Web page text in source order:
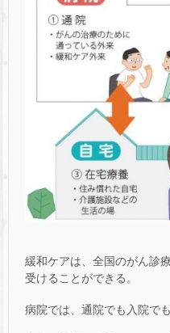
緩和ケアは、全国のがん診
受けることができる。
病院では、通院でも入院で